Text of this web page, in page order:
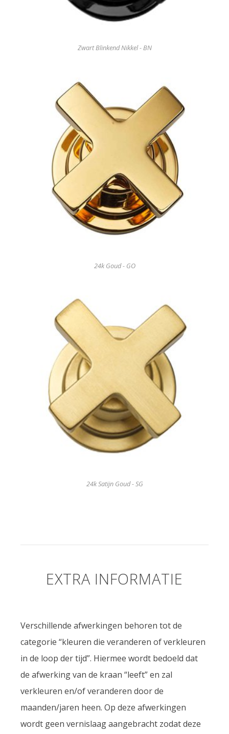
Zwart Blinkend Nikkel - BN
24k Goud - GO
24k Satijn Goud - SG
EXTRA INFORMATIE
Verschillende afwerkingen behoren tot de
categorie “kleuren die veranderen of verkleuren
in de loop der tijd”. Hiermee wordt bedoeld dat
de afwerking van de kraan “leeft” en zal
verkleuren en/of veranderen door de
maanden/jaren heen. Op deze afwerkingen
wordt geen vernislaag aangebracht zodat deze